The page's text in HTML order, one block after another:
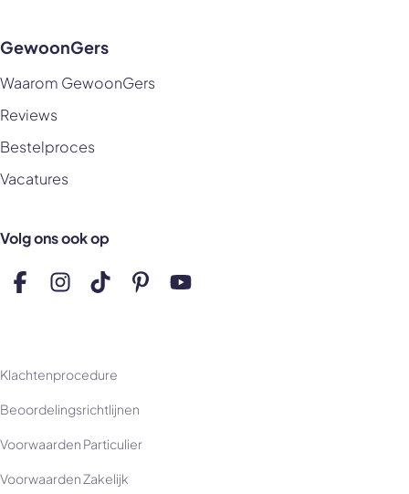
GewoonGers
Waarom GewoonGers
Reviews
Bestelproces
Vacatures
Volg ons ook op
Volg ons op Facebook
Volg ons op Instagram
Volg ons op TikTok
Volg ons op Pinterest
Volg ons op YouTube
Klachtenprocedure
Beoordelingsrichtlijnen
Voorwaarden Particulier
Voorwaarden Zakelijk